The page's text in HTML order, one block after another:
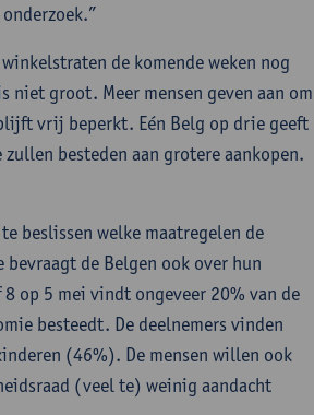
de komende weken nog
niet groot. Meer mensen geven aan om
vrij beperkt. Eén Belg op drie geeft
besteden aan grotere aankopen.
beslissen welke maatregelen de
de Belgen ook over hun
op 5 mei vindt ongeveer 20% van de
besteedt. De deelnemers vinden
(46%). De mensen willen ook
(veel te) weinig aandacht